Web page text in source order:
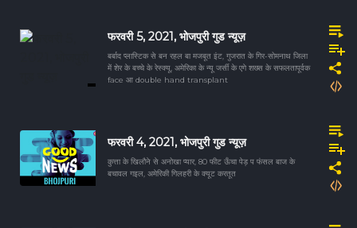
फरवरी 5, 2021, भोजपुरी गुड न्यूज़
बर्बाद प्लास्टिक से बन रहल बा मजबूत इंट, गुजरात के गिर-सोमनाथ जिला
में शेर के बच्चे के रेस्क्यू, अमेरिका के न्यू जर्सी के एगे शख्स के सफलतापूर्वक
face आ double hand transplant
फरवरी 4, 2021, भोजपुरी गुड न्यूज़
कुत्ता के खिलौने से अनोखा प्यार, 80 फीट ऊँचा पेड़ प फंसल बाज के
बचावल गइल, अमेरिकी गिलहरी के क्यूट करतूत